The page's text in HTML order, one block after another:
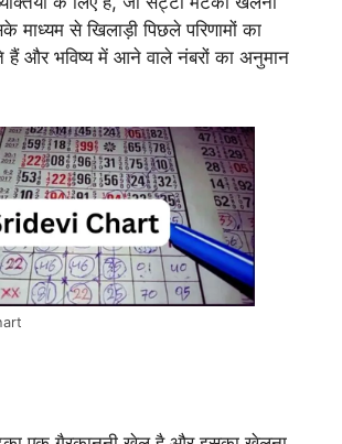
से खिलाड़ी पिछले परिणामों का
और भविष्य में आने वाले नंबरों का अनुमान